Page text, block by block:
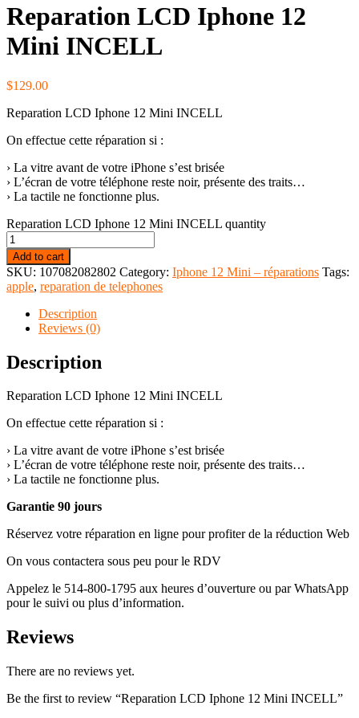
Reparation LCD Iphone 12
Mini INCELL
$129.00
Reparation LCD Iphone 12 Mini INCELL
On effectue cette réparation si :
› La vitre avant de votre iPhone s’est brisée
› L’écran de votre téléphone reste noir, présente des traits…
› La tactile ne fonctionne plus.
Reparation LCD Iphone 12 Mini INCELL quantity
Add to cart
SKU: 107082082802 Category: Iphone 12 Mini – réparations Tags:
apple, reparation de telephones
Description
Reviews (0)
Description
Reparation LCD Iphone 12 Mini INCELL
On effectue cette réparation si :
› La vitre avant de votre iPhone s’est brisée
› L’écran de votre téléphone reste noir, présente des traits…
› La tactile ne fonctionne plus.
Garantie 90 jours
Réservez votre réparation en ligne pour profiter de la réduction Web
On vous contactera sous peu pour le RDV
Appelez le 514-800-1795 aux heures d’ouverture ou par WhatsApp
pour le suivi ou plus d’information.
Reviews
There are no reviews yet.
Be the first to review “Reparation LCD Iphone 12 Mini INCELL”